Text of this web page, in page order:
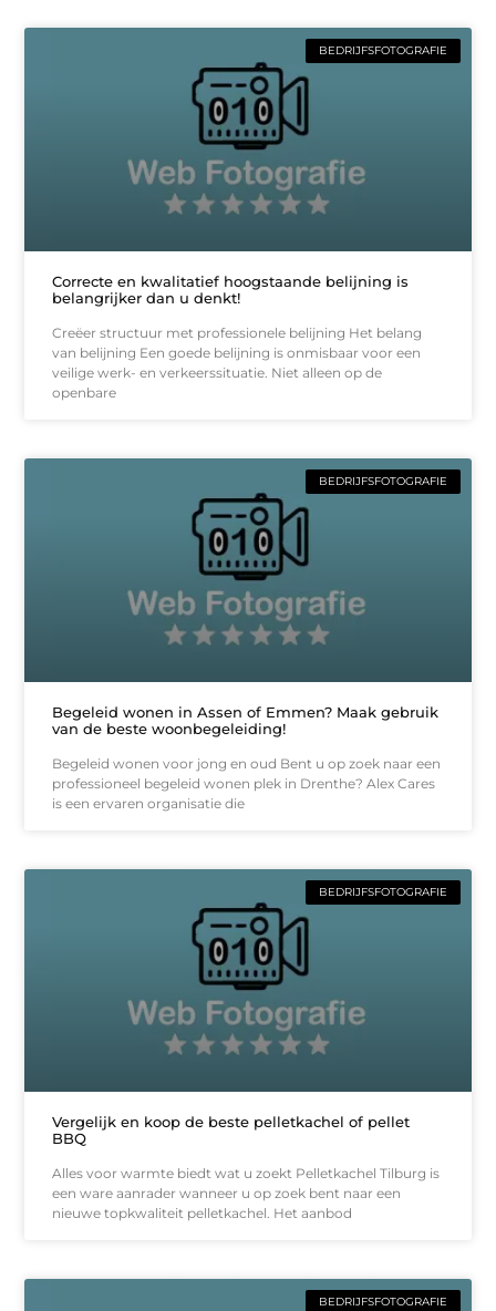
BEDRIJFSFOTOGRAFIE
Correcte en kwalitatief hoogstaande belijning is
belangrijker dan u denkt!
Creëer structuur met professionele belijning Het belang
van belijning Een goede belijning is onmisbaar voor een
veilige werk- en verkeerssituatie. Niet alleen op de
openbare
BEDRIJFSFOTOGRAFIE
Begeleid wonen in Assen of Emmen? Maak gebruik
van de beste woonbegeleiding!
Begeleid wonen voor jong en oud Bent u op zoek naar een
professioneel begeleid wonen plek in Drenthe? Alex Cares
is een ervaren organisatie die
BEDRIJFSFOTOGRAFIE
Vergelijk en koop de beste pelletkachel of pellet
BBQ
Alles voor warmte biedt wat u zoekt Pelletkachel Tilburg is
een ware aanrader wanneer u op zoek bent naar een
nieuwe topkwaliteit pelletkachel. Het aanbod
BEDRIJFSFOTOGRAFIE